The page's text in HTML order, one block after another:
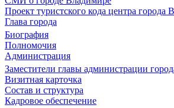
Проект туристского кода центра города
Глава города
Биография
Полномочия
Администрация
Заместители главы администрации
Визитная карточка
Состав и структура
Кадровое обеспечение